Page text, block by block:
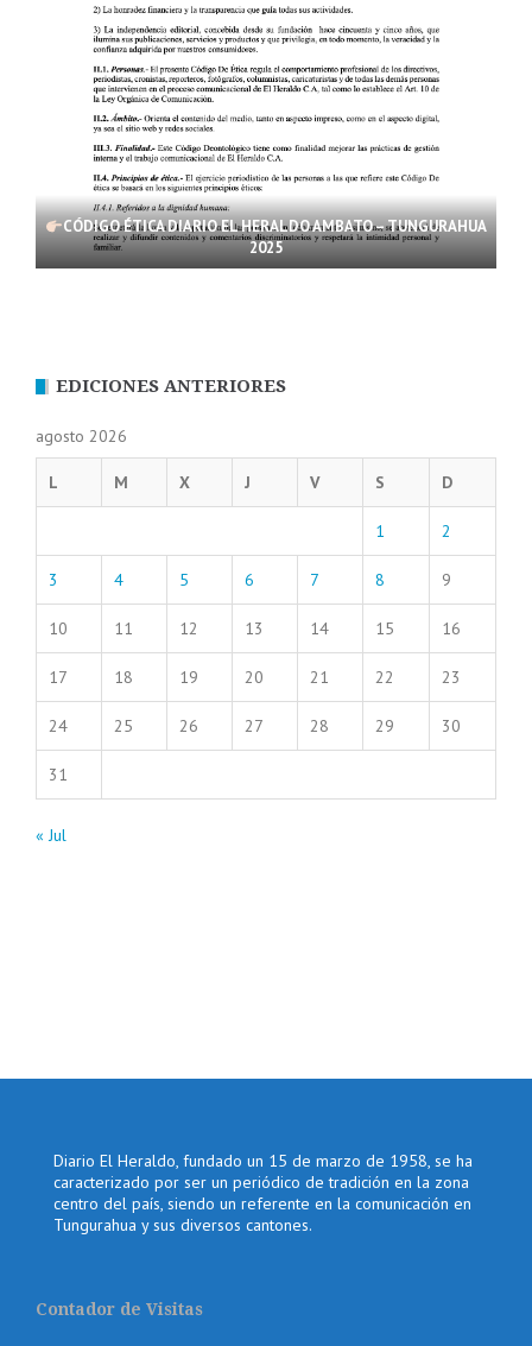
CÓDIGO ÉTICA DIARIO EL HERALDO AMBATO – TUNGURAHUA
2025
EDICIONES ANTERIORES
agosto 2026
L M X J V S D
1 2
3 4 5 6 7 8 9
10 11 12 13 14 15 16
17 18 19 20 21 22 23
24 25 26 27 28 29 30
31
« Jul
Diario El Heraldo, fundado un 15 de marzo de 1958, se ha
caracterizado por ser un periódico de tradición en la zona
centro del país, siendo un referente en la comunicación en
Tungurahua y sus diversos cantones.
Contador de Visitas